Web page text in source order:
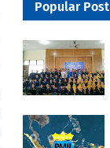
Popular Post